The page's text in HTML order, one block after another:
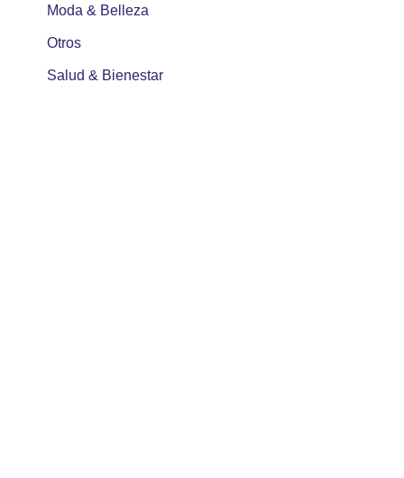
Moda & Belleza
Otros
Salud & Bienestar